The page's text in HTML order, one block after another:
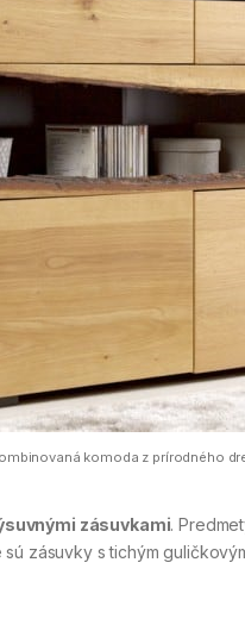
komoda z prírodného
zásuvkami.
zásuvky s tichým